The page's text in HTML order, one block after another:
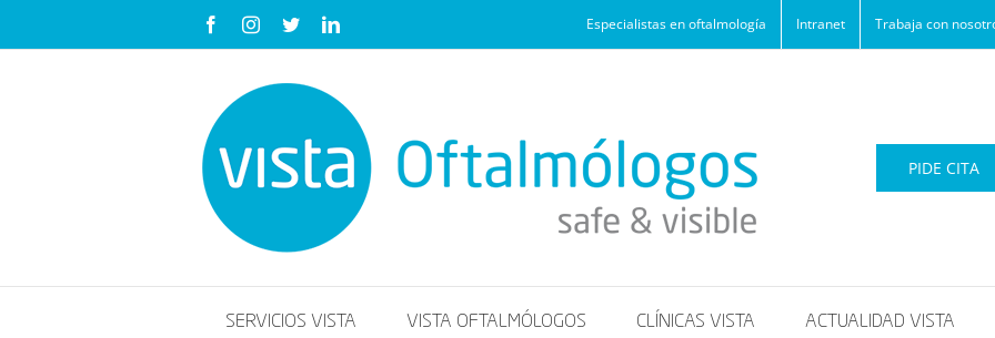
FacebookInstagram
TwitterLinkedIn Especialistas en oftalmología Intranet Trabaja con
PIDE CITA
SERVICIOS VISTA VISTA OFTALMÓLOGOS CLÍNICAS VISTA ACTUALIDAD VISTA